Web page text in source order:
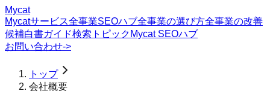
Mycat
Mycatサービス全事業SEOハブ全事業の選び方全事業の改善
候補白書ガイド検索トピック Mycat SEOハブ
お問い合わせ->
トップ
会社概要